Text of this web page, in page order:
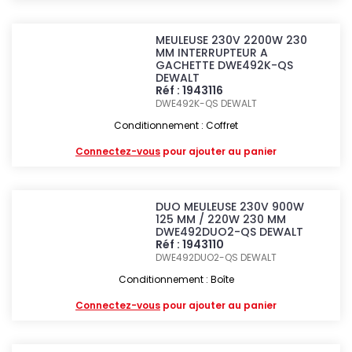
MEULEUSE 230V 2200W 230
MM INTERRUPTEUR A
GACHETTE DWE492K-QS
DEWALT
Réf : 1943116
DWE492K-QS DEWALT
Conditionnement : Coffret
Connectez-vous pour ajouter au panier
DUO MEULEUSE 230V 900W
125 MM / 220W 230 MM
DWE492DUO2-QS DEWALT
Réf : 1943110
DWE492DUO2-QS DEWALT
Conditionnement : Boîte
Connectez-vous pour ajouter au panier